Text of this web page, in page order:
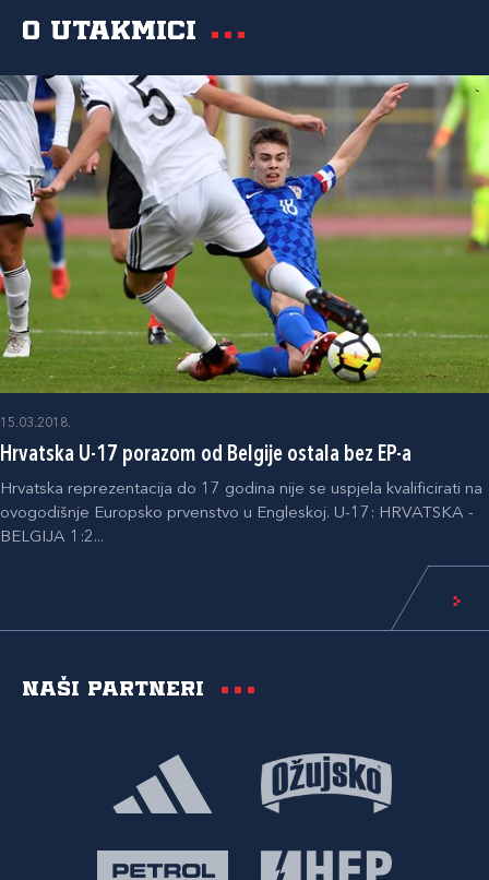
O utakmici
15.03.2018.
Hrvatska U-17 porazom od Belgije ostala bez EP-a
Hrvatska reprezentacija do 17 godina nije se uspjela kvalificirati na
ovogodišnje Europsko prvenstvo u Engleskoj. U-17: HRVATSKA -
BELGIJA 1:2...
Naši partneri